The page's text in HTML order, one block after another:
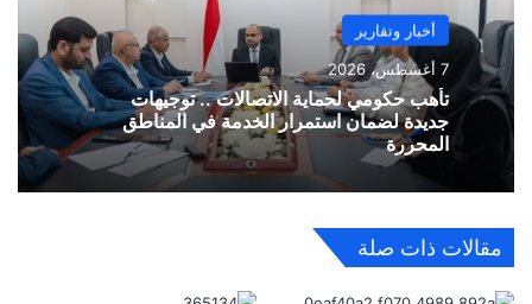
أخبار وتقارير
7 أغسطس، 2026
تأهب حكومي لحماية الاتصالات .. توجيهات
جديدة لضمان استمرار الخدمة في المناطق
المحررة
مقالات ذات صلة